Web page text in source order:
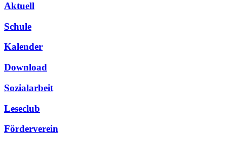
Aktuell
Schule
Kalender
Download
Sozialarbeit
Leseclub
Förderverein